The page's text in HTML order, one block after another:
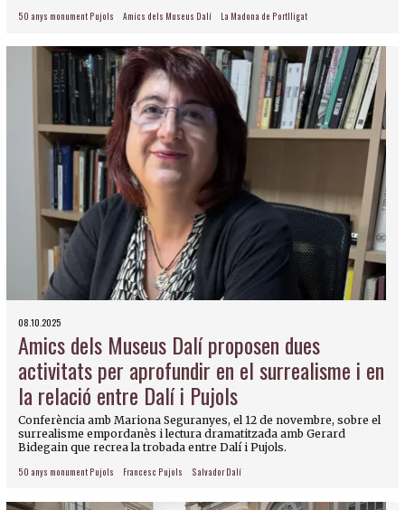
50 anys monument Pujols Amics dels Museus Dalí La Madona de Portlligat
08.10.2025
Amics dels Museus Dalí proposen dues
activitats per aprofundir en el surrealisme i en
la relació entre Dalí i Pujols
Conferència amb Mariona Seguranyes, el 12 de novembre, sobre el
surrealisme empordanès i lectura dramatitzada amb Gerard
Bidegain que recrea la trobada entre Dalí i Pujols.
50 anys monument Pujols Francesc Pujols Salvador Dalí